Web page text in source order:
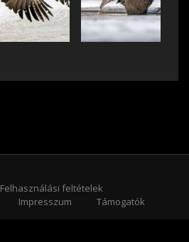
Felhasználási feltételek
Impresszum
Támogatók